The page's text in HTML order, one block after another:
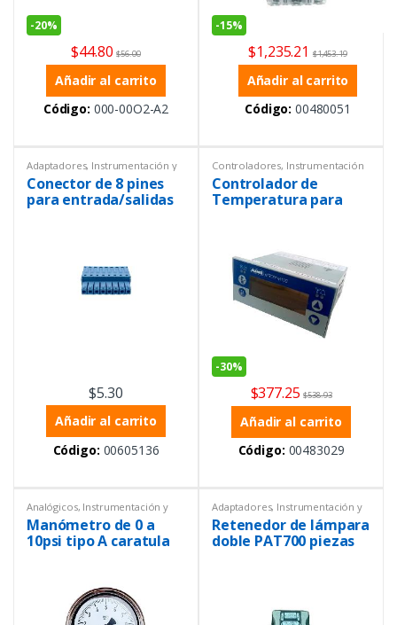
-20%
$44.80 $56.00
Añadir al carrito
Código: 000-00O2-A2
-15%
$1,235.21 $1,453.19
Añadir al carrito
Código: 00480051
Adaptadores, Instrumentación y
Procesos
Conector de 8 pines
para entrada/salidas
$5.30
Añadir al carrito
Código: 00605136
Controladores, Instrumentación
y Procesos, Temperatura
Controlador de
Temperatura para
-30%
$377.25 $538.93
Añadir al carrito
Código: 00483029
Analógicos, Instrumentación y
Procesos Presión
diferencial
Manómetro de 0 a
10psi tipo A caratula
Adaptadores, Instrumentación y
Procesos
Retenedor de lámpara
doble PAT700 piezas